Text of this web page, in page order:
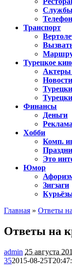
Транспорт
Турецкое
Актеры
Финансы
Деньги
Реклама
Хобби
Комп.
Это
Юмор
Зигзаги
Главная » Ответы
Ответы на
admin 25 августа
352015-08-